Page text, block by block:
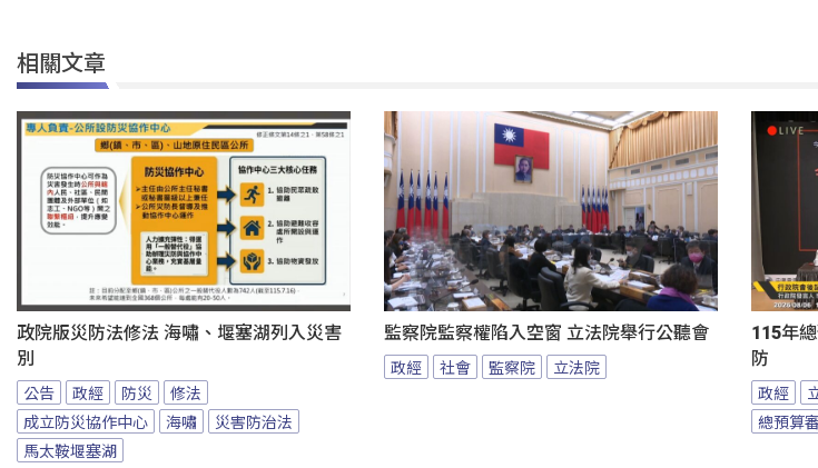
相關文章
政院版災防法修法 海嘯、堰塞湖列入災害
別
公告 政經 防災
修法
成立防災協作中心
海嘯
災害防治法
馬太鞍堰塞湖
監察院監察權陷入空窗 立法院舉行公聽會
政經 社會 監察院 立法院
115年
防
政經
總預算